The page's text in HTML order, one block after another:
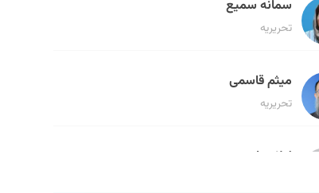
سمانه سمیع
تحریریه
میثم قاسمی
تحریریه
لیلا حنارود